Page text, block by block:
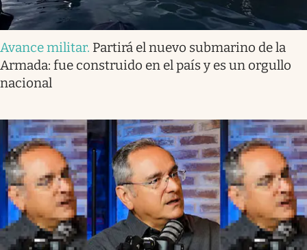
Avance militar. Partirá el nuevo submarino de la
Armada: fue construido en el país y es un orgullo
nacional